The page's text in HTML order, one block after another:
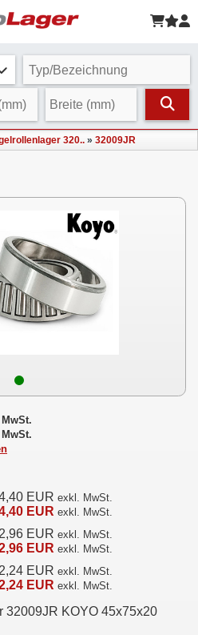
320.. » 32009JR
EUR exkl. MwSt.
EUR exkl. MwSt.
EUR exkl. MwSt.
EUR exkl. MwSt.
EUR exkl. MwSt.
EUR exkl. MwSt.
32009JR KOYO 45x75x20